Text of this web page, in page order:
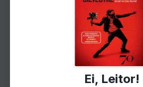
Ei, Leitor!